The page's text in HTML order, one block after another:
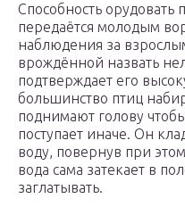
Способность
передаётся молодым
наблюдения за
врождённой назвать
подтверждает его
большинство птиц
поднимают голову
поступает иначе. Он
воду, повернув при
вода сама затекает в
заглатывать.